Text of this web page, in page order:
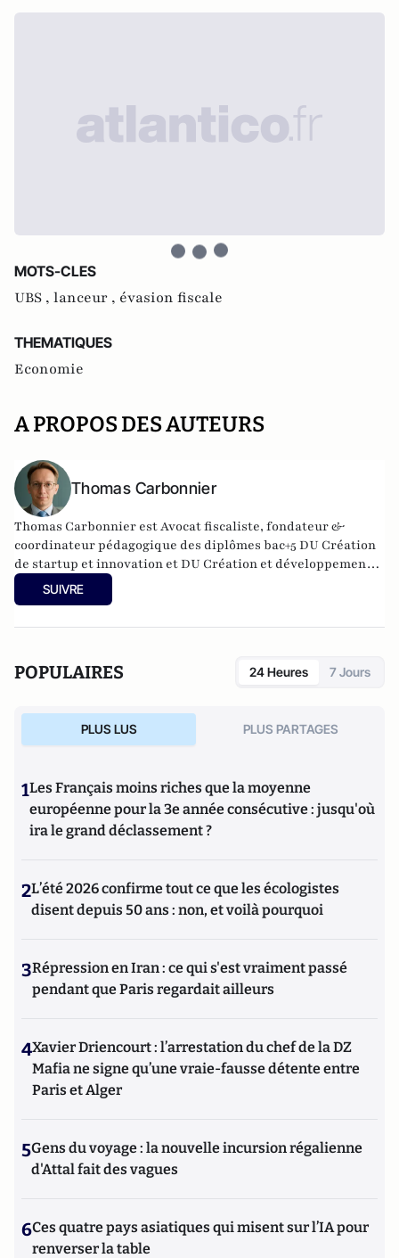
MOTS-CLES
UBS , lanceur , évasion fiscale
THEMATIQUES
Economie
A PROPOS DES AUTEURS
Thomas Carbonnier
Thomas Carbonnier est Avocat fiscaliste, fondateur &
coordinateur pédagogique des diplômes bac+5 DU Création
de startup et innovation et DU Création et développement
de structures en santé à l'Université Paris Cité. Il est
également Président de l'UNPI 95, une association de
SUIVRE
POPULAIRES 24 Heures 7 Jours
PLUS LUS PLUS PARTAGES
1Les Français moins riches que la moyenne
européenne pour la 3e année consécutive : jusqu'où
ira le grand déclassement ?
2L’été 2026 confirme tout ce que les écologistes
disent depuis 50 ans : non, et voilà pourquoi
3Répression en Iran : ce qui s'est vraiment passé
pendant que Paris regardait ailleurs
4Xavier Driencourt : l’arrestation du chef de la DZ
Mafia ne signe qu’une vraie-fausse détente entre
Paris et Alger
5Gens du voyage : la nouvelle incursion régalienne
d'Attal fait des vagues
6Ces quatre pays asiatiques qui misent sur l’IA pour
renverser la table